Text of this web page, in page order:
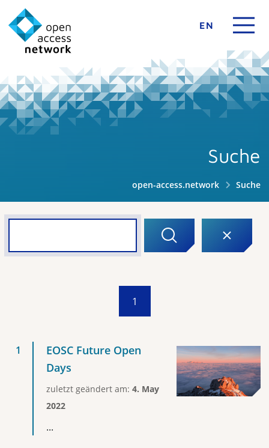
EN
Suche
open-access.network Suche
1
EOSC Future Open
Days
zuletzt geändert am: 4. May
2022
...